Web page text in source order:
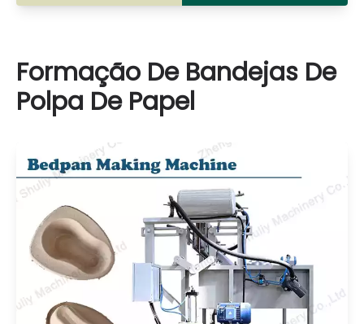
Formação De Bandejas De
Polpa De Papel